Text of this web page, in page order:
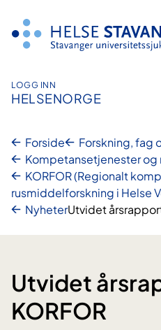
innhold
LOGG INN
HELSENORGE
Forside
Forskning, fag
Kompetansetjenester og
KORFOR (Regionalt
rusmiddelforskning i Helse
NyheterUtvidet
Utvidet
KORFOR